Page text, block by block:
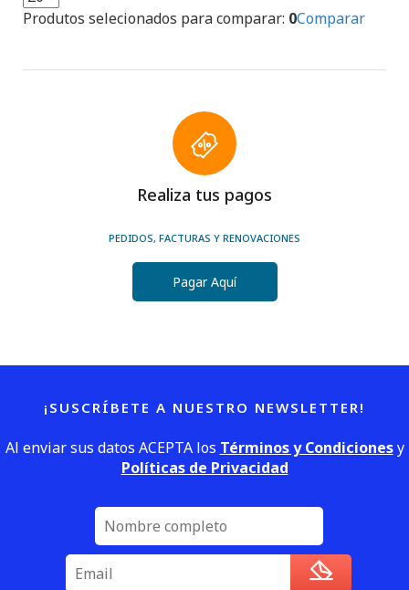
Produtos selecionados para comparar: 0Comparar
Realiza tus pagos
PEDIDOS, FACTURAS Y RENOVACIONES
Pagar Aquí
¡SUSCRÍBETE A NUESTRO NEWSLETTER!
Al enviar sus datos ACEPTA los Términos y Condicionesy
Políticas de Privacidad